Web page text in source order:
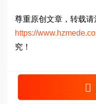
尊重原创文章，转载请
https://
究！